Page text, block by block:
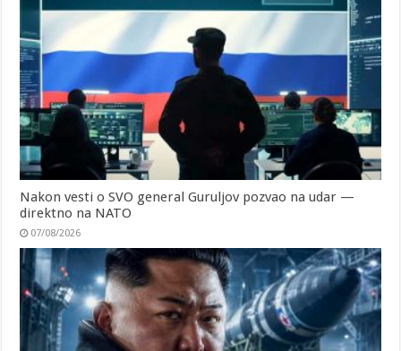
Nakon vesti o SVO general Guruljov pozvao na udar —
direktno na NATO
07/08/2026